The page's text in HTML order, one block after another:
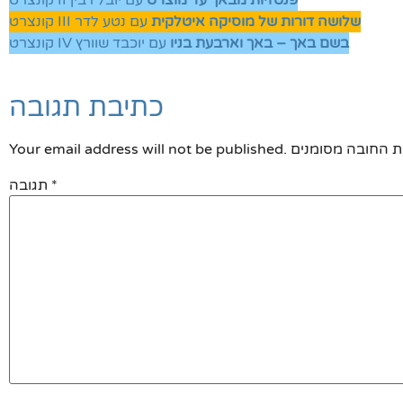
קונצרט III
שלושה דורות של מוסיקה איטלקית עם נטע לדר
קונצרט IV
בשם באך – באך וארבעת בניו עם יוכבד שוורץ
כתיבת תגובה
Your email address will not be published.
*